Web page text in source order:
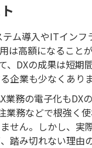
ム導入やITイン
は高額になること
、DXの成果は短
企業も少なくあり
業務の電子化も
業務などで根強く
せん。しかし、実
踏み切れない理由